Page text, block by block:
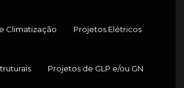
Climatização Projetos Elétricos
Projetos de GLP e/ou GN